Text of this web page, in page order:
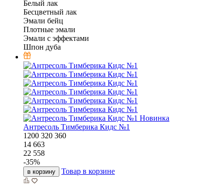
Белый лак
Бесцветный лак
Эмали бейц
Плотные эмали
Эмали с эффектами
Шпон дуба
Новинка
Антресоль Тимберика Кидс №1
1200 320 360
14 663
22 558
-35%
в корзину Товар в корзине